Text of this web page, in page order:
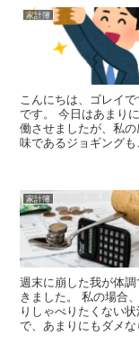
家計簿
こんにちは、ゴレイ
です。 今日はあまり
働させましたが、私
味であるジョギング
家計簿
週末に崩した我が体
きました。 私の場合
りしゃべりたくない
で、あまりにもダメ